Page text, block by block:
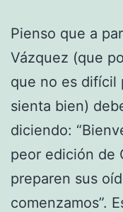
Pienso que a
Vázquez (que
que no es difícil
sienta bien)
diciendo:
peor edición de
preparen sus
comenzamos”.